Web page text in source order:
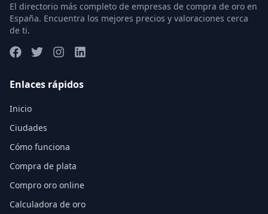
El directorio más completo de empresas de compra de oro en
España. Encuentra los mejores precios y valoraciones cerca
de ti.
Enlaces rápidos
Inicio
Ciudades
Cómo funciona
Compra de plata
Compro oro online
Calculadora de oro